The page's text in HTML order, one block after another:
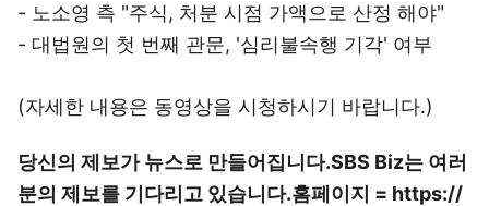
- 노소영 측 "주식, 처분 시점 가액으로 산정 해야"
- 대법원의 첫 번째 관문, '심리불속행 기각' 여부
(자세한 내용은 동영상을 시청하시기 바랍니다.)
당신의 제보가 뉴스로 만들어집니다.SBS Biz는 여러
분의 제보를 기다리고 있습니다.홈페이지 = https://